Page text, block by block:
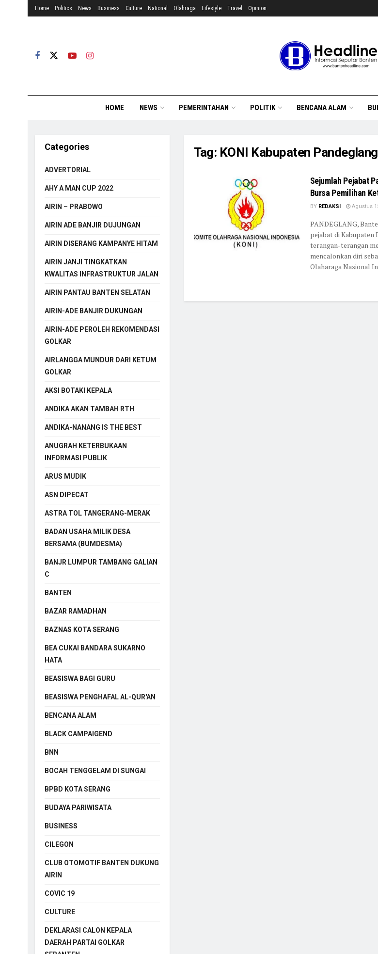
Home Politics News Business Culture National Olahraga Lifestyle Travel Opinion
HOME NEWS PEMERINTAHAN POLITIK BENCANA ALAM
Tag: KONI Kabupaten Pandeglang
Sejumlah Pejabat
Bursa Pemilihan
BY REDAKSI Agustus
PANDEGLANG,
pejabat di Kabupaten
terangan-terangan
mencalonkan diri
Olaharaga Nasional
Categories
ADVERTORIAL
AHY A MAN CUP 2022
AIRIN – PRABOWO
AIRIN ADE BANJIR DUJUNGAN
AIRIN DISERANG KAMPANYE HITAM
AIRIN JANJI TINGKATKAN
KWALITAS INFRASTRUKTUR JALAN
AIRIN PANTAU BANTEN SELATAN
AIRIN-ADE BANJIR DUKUNGAN
AIRIN-ADE PEROLEH REKOMENDASI
GOLKAR
AIRLANGGA MUNDUR DARI KETUM
GOLKAR
AKSI BOTAKI KEPALA
ANDIKA AKAN TAMBAH RTH
ANDIKA-NANANG IS THE BEST
ANUGRAH KETERBUKAAN
INFORMASI PUBLIK
ARUS MUDIK
ASN DIPECAT
ASTRA TOL TANGERANG-MERAK
BADAN USAHA MILIK DESA
BERSAMA (BUMDESMA)
BANJR LUMPUR TAMBANG GALIAN
C
BANTEN
BAZAR RAMADHAN
BAZNAS KOTA SERANG
BEA CUKAI BANDARA SUKARNO
HATA
BEASISWA BAGI GURU
BEASISWA PENGHAFAL AL-QUR'AN
BENCANA ALAM
BLACK CAMPAIGEND
BNN
BOCAH TENGGELAM DI SUNGAI
BPBD KOTA SERANG
BUDAYA PARIWISATA
BUSINESS
CILEGON
CLUB OTOMOTIF BANTEN DUKUNG
AIRIN
COVIC 19
CULTURE
DEKLARASI CALON KEPALA
DAERAH PARTAI GOLKAR